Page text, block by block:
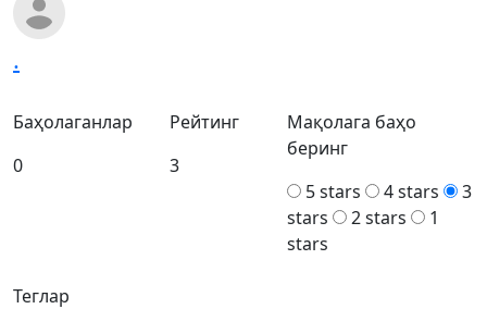
.
Теглар
Баҳолаганлар
0
Рейтинг
3
Мақолага баҳо
беринг
5 stars
4 stars
3
stars
2 stars
1
stars